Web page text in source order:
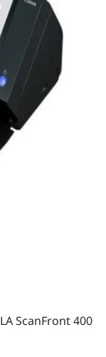
ScanFront 400